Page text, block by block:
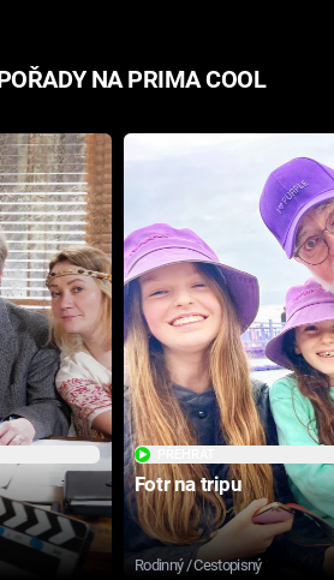
NA PRIMA COOL
Fotr na tripu
Rodinný / Cestopisný